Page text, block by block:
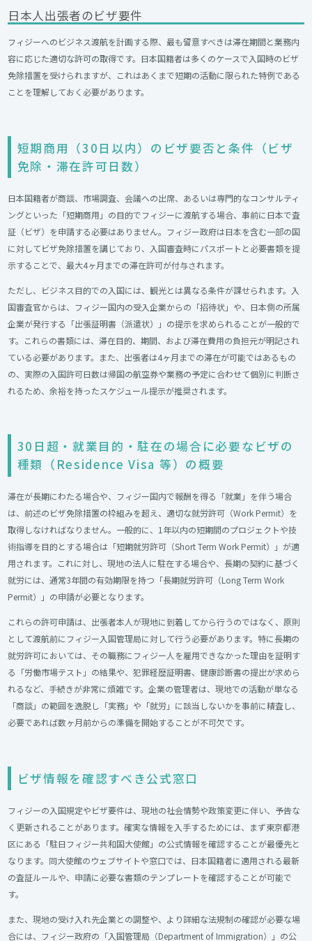
日本人出張者のビザ要件
フィジーへのビジネス渡航を計画する際、最も留意すべきは滞在期間と業務内
容に応じた適切な許可の取得です。日本国籍者は多くのケースで入国時のビザ
免除措置を受けられますが、これはあくまで短期の活動に限られた特例である
ことを理解しておく必要があります。
短期商用（30日以内）のビザ要否と条件（ビザ
免除・滞在許可日数）​
日本国籍者が商談、市場調査、会議への出席、あるいは専門的なコンサルティ
ングといった「短期商用」の目的でフィジーに渡航する場合、事前に日本で査
証（ビザ）を申請する必要はありません。フィジー政府は日本を含む一部の国
に対してビザ免除措置を講じており、入国審査時にパスポートと必要書類を提
示することで、最大4ヶ月までの滞在許可が付与されます。
ただし、ビジネス目的での入国には、観光とは異なる条件が課せられます。入
国審査官からは、フィジー国内の受入企業からの「招待状」や、日本側の所属
企業が発行する「出張証明書（派遣状）」の提示を求められることが一般的で
す。これらの書類には、滞在目的、期間、および滞在費用の負担元が明記され
ている必要があります。また、出張者は4ヶ月までの滞在が可能ではあるもの
の、実際の入国許可日数は帰国の航空券や業務の予定に合わせて個別に判断さ
れるため、余裕を持ったスケジュール提示が推奨されます。
30日超・就業目的・駐在の場合に必要なビザの
種類（Residence Visa 等）の概要​
滞在が長期にわたる場合や、フィジー国内で報酬を得る「就業」を伴う場合
は、前述のビザ免除措置の枠組みを超え、適切な就労許可（Work Permit）を
取得しなければなりません。一般的に、1年以内の短期間のプロジェクトや技
術指導を目的とする場合は「短期就労許可（Short Term Work Permit）」が適
用されます。これに対し、現地の法人に駐在する場合や、長期の契約に基づく
就労には、通常3年間の有効期限を持つ「長期就労許可（Long Term Work
Permit）」の申請が必要となります。
これらの許可申請は、出張者本人が現地に到着してから行うのではなく、原則
として渡航前にフィジー入国管理局に対して行う必要があります。特に長期の
就労許可においては、その職務にフィジー人を雇用できなかった理由を証明す
る「労働市場テスト」の結果や、犯罪経歴証明書、健康診断書の提出が求めら
れるなど、手続きが非常に煩雑です。企業の管理者は、現地での活動が単なる
「商談」の範囲を逸脱し「実務」や「就労」に該当しないかを事前に精査し、
必要であれば数ヶ月前からの準備を開始することが不可欠です。
ビザ情報を確認すべき公式窓口
フィジーの入国規定やビザ要件は、現地の社会情勢や政策変更に伴い、予告な
く更新されることがあります。確実な情報を入手するためには、まず東京都港
区にある「駐日フィジー共和国大使館」の公式情報を確認することが最優先と
なります。同大使館のウェブサイトや窓口では、日本国籍者に適用される最新
の査証ルールや、申請に必要な書類のテンプレートを確認することが可能で
す。
また、現地の受け入れ先企業との調整や、より詳細な法規制の確認が必要な場
合には、フィジー政府の「入国管理局（Department of Immigration）」の公